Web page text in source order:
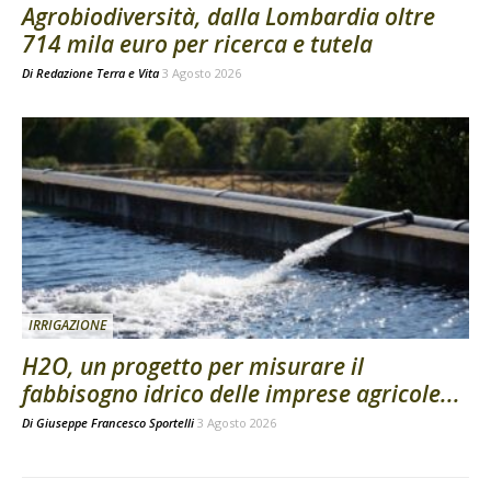
Agrobiodiversità, dalla Lombardia oltre
714 mila euro per ricerca e tutela
Di Redazione Terra e Vita 3 Agosto 2026
IRRIGAZIONE
H2O, un progetto per misurare il
fabbisogno idrico delle imprese agricole...
Di Giuseppe Francesco Sportelli 3 Agosto 2026